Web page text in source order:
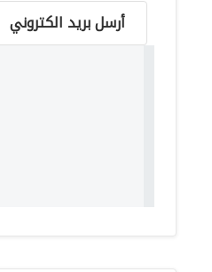
أرسل بريد الكتروني